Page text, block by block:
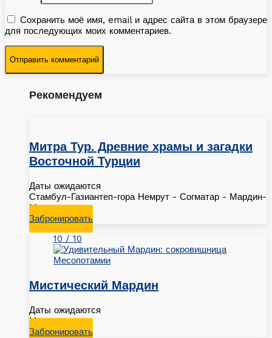
Сохранить моё имя, email и адрес сайта в этом браузере
для последующих моих комментариев.
Рекомендуем
Митра Тур. Древние храмы и загадки
Восточной Турции
Даты ожидаются
Стамбул-Газиантеп-гора Немрут - Согматар - Мардин-
Мидьят
Забронировать
10 / 10
Мистический Мардин
Даты ожидаются
Мардин
Забронировать